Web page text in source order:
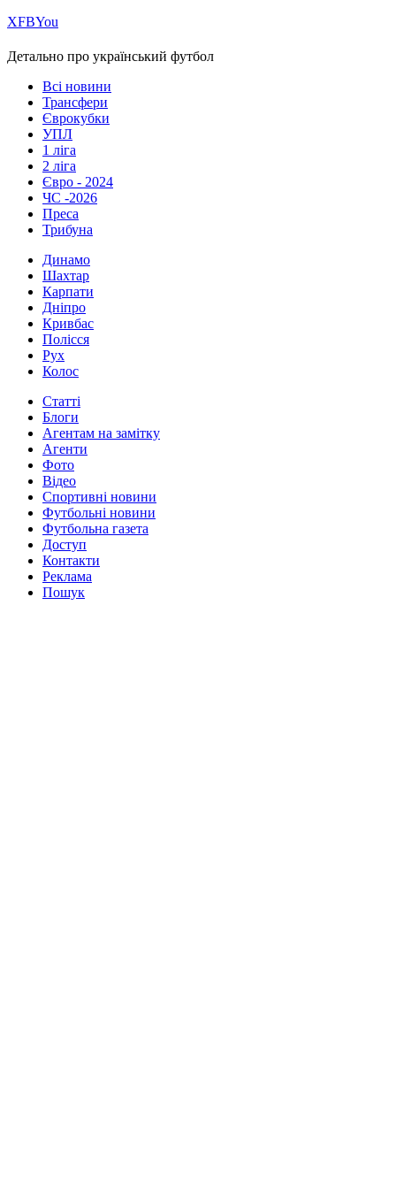
ХFBYou
Детально про український футбол
Всі новини
Трансфери
Єврокубки
УПЛ
1 ліга
2 ліга
Євро - 2024
ЧС -2026
Преса
Трибуна
Динамо
Шахтар
Карпати
Дніпро
Кривбас
Полісся
Рух
Колос
Статті
Блоги
Агентам на замітку
Агенти
Фото
Відео
Спортивні новини
Футбольні новини
Футбольна газета
Доступ
Контакти
Реклама
Пошук